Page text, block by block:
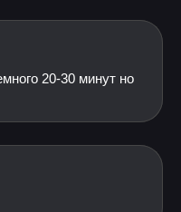
20-30 минут но